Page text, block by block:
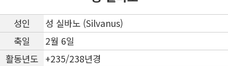
성인
성 실바노 (Silvanus)
축일
2월 6일
활동년도 +235/238년경